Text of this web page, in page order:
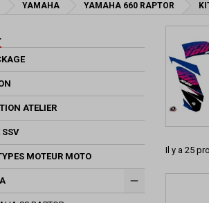
YAMAHA YAMAHA 660 RAPTOR
ATELIER
SSV
MOTEUR MOTO
Il y a 25